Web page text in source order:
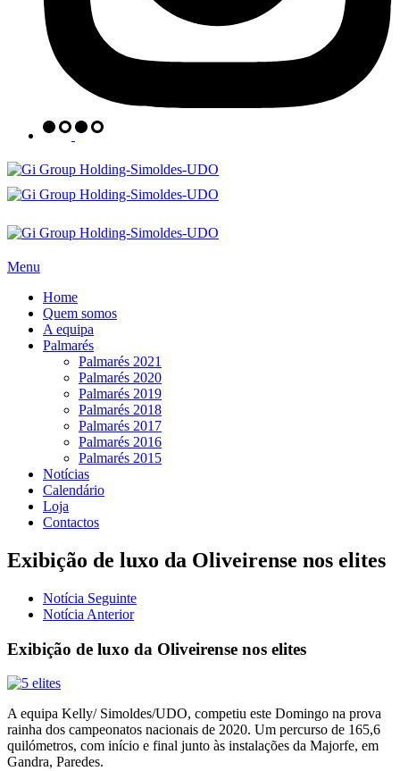
Menu
Home
Quem somos
A equipa
Palmarés
Palmarés 2021
Palmarés 2020
Palmarés 2019
Palmarés 2018
Palmarés 2017
Palmarés 2016
Palmarés 2015
Notícias
Calendário
Loja
Contactos
Exibição de luxo da Oliveirense nos elites
Notícia Seguinte
Notícia Anterior
Exibição de luxo da Oliveirense nos elites
A equipa Kelly/ Simoldes/UDO, competiu este Domingo na prova
rainha dos campeonatos nacionais de 2020. Um percurso de 165,6
quilómetros, com início e final junto às instalações da Majorfe, em
Gandra, Paredes.